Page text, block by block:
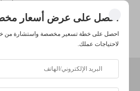
موطن
احصل على عرض أسعار
احصل على خطة تسعير مخصصة واستشارة من
لاحتياجات عملك.